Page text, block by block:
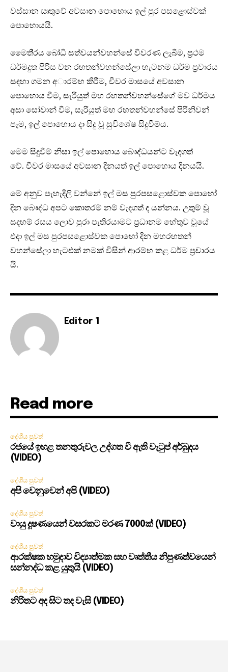
වස්සාන ඍතුවේ අවසාන පොහොය ඉල් පුර පසළොස්වක්
පොහොයයි.
මෛති‍්‍රය බෝධි සත්වයන්වහන්සේ විවරණ ලැබීම, ප‍්‍රථම
ධර්මදුත පිරිස වන රහතන්වහන්සේලා හැටනම ධර්ම ප්‍රචාරය
සඳහා ගමන අාරම්භ කිරීම, චීවර මාසයේ අවසාන
පොහොය වීම, සැරියුත් මහ රහතන්වහන්සේගේ මව ධර්මය
අසා සෝවාන් වීම, සැරියුත් මහ රහතන්වහන්සේ පිරිනිවන්
පෑම, ඉල් පොහොය දා සිදු වූ සුවිශේෂ සිදුවීම්ය.
මෙම සිදුවීම් නිසා ඉල් පොහොය බෞද්ධයන්ට වැදගත්
වේ. චීවර මාසයේ අවසාන දිනයත් ඉල් පොහොය දිනයයි.
මේ අනුව පැහැදිලි වන්නේ ඉල් මස පුරපසළොස්‌වක පොහෝ
දින බෞද්ධ අපට කොතරම් නම් වැදගත් ද යන්නය. උතුම් වූ
සදහම් රසය ලොව පුරා පැතිරයාමට ප්‍රධානම හේතුව වූයේ
එදා ඉල් මස පුරපසළොස්‌වක පොහෝ දින මහරහතන්
වහන්සේලා හැටඑක්‌ නමක්‌ විසින් ආරම්භ කළ ධර්ම ප්‍රචාරය
යි.
Editor 1
Read more
දේශීය පුවත්
රජයේ ඉහළ තනතුරුවල උද්ගත වී ඇති වැටුප් අර්බුදය
(VIDEO)
දේශීය පුවත්
අපි වෙනුවෙන් අපි (VIDEO)
දේශීය පුවත්
වායු දූෂණයෙන් වසරකට මරණ 7000ක් (VIDEO)
දේශීය පුවත්
ආරක්ෂක හමුදාව විද්‍යාත්මක සහ වෘත්තීය නිපුණත්වයෙන්
සන්නද්ධ කළ යුතුයි (VIDEO)
දේශීය පුවත්
නිරිතට අද සිට තද වැසි (VIDEO)